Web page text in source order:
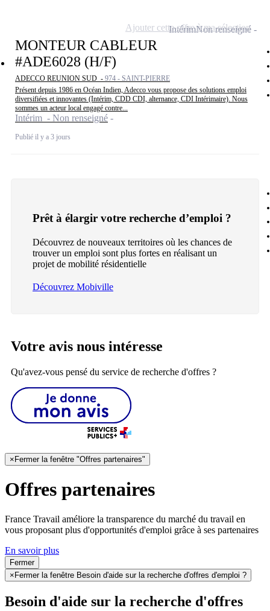
MONTEUR CABLEUR
#ADE6028 (H/F)
ADECCO REUNION SUD - 974 - SAINT-PIERRE
Présent depuis 1986 en Océan Indien, Adecco vous propose des solutions emploi
diversifiées et innovantes (Intérim, CDD CDI, alternance, CDI Intérimaire). Nous
sommes un acteur local engagé contre...
Intérim - Non renseigné
Publié il y a 3 jours
IntérimNon renseigné
Ajouter cette offre à ma sélection
Prêt à élargir votre recherche d’emploi ?
Découvrez de nouveaux territoires où les chances de
trouver un emploi sont plus fortes en réalisant un
projet de mobilité résidentielle
Découvrez Mobiville
Votre avis nous intéresse
Qu'avez-vous pensé du service de recherche d'offres ?
× Fermer la fenêtre "Offres partenaires"
Offres partenaires
France Travail améliore la transparence du marché du travail en
vous proposant plus d'opportunités d'emploi grâce à ses partenaires
En savoir plus
Fermer
× Fermer la fenêtre Besoin d'aide sur la recherche d'offres d'emploi ?
Besoin d'aide sur la recherche d'offres